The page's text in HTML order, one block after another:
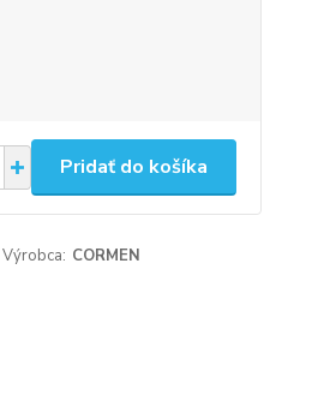
Pridať do košíka
Výrobca: CORMEN